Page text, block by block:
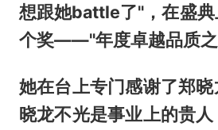
想跟她battle了"，在盛典
个奖——"年度卓越品质之
她在台上专门感谢了郑
晓龙不光是事业上的贵